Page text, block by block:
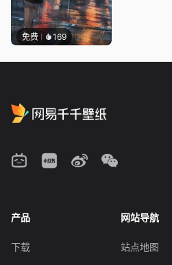
免费 169
产品
下载
网站导航
站点地图